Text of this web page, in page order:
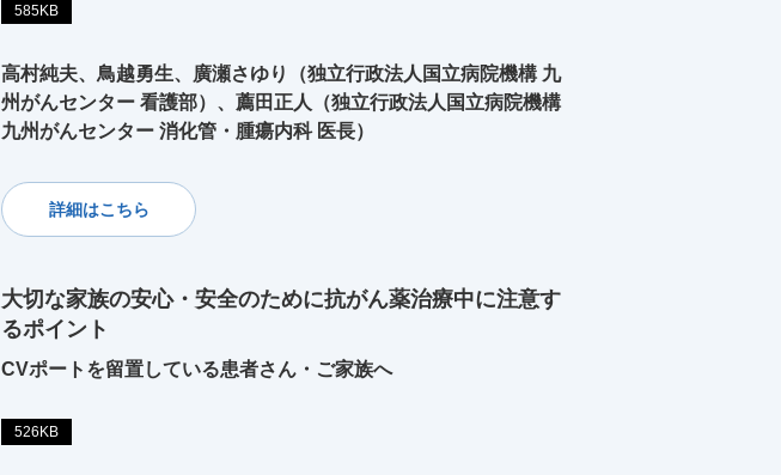
585KB
高村純夫、鳥越勇生、廣瀬さゆり（独立行政法人国立病院機構 九
州がんセンター 看護部）、薦田正人（独立行政法人国立病院機構
九州がんセンター 消化管・腫瘍内科 医長）
詳細はこちら
大切な家族の安心・安全のために抗がん薬治療中に注意す
るポイント
CVポートを留置している患者さん・ご家族へ
526KB